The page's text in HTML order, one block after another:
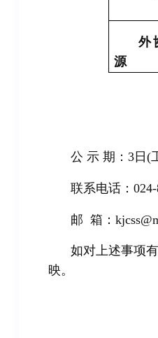
外
源
公 示 期： 3日(
联系电话：
邮 箱：
如对上述事项
映。